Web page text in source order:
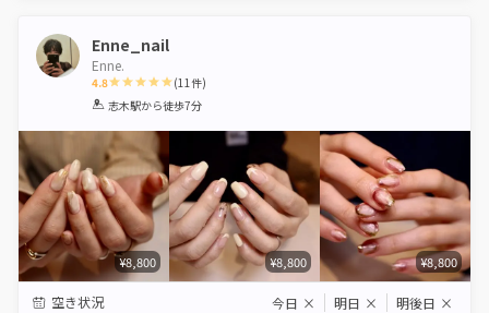
Enne_nail
Enne.
4.8
1 2 3 4 5
(11件)
志木駅から徒歩7分
¥8,800 ¥8,800 ¥8,800
空き状況 今日 × 明日 × 明後日 ×